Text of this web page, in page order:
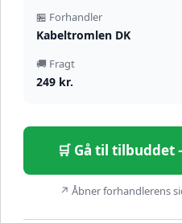
🏪 Forhandler
Kabeltromlen DK
🚚 Fragt
249 kr.
🛒 Gå til tilbuddet
↗ Åbner forhandlerens